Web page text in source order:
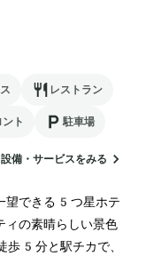
レストラン
ト 駐車場
設備・サービスをみる
望できる5つ星ホテ
ィの素晴らしい景色
歩5分と駅チカで、